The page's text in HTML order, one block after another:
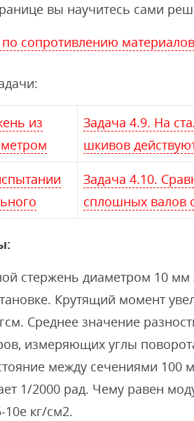
вы научитесь сами
сопротивлению материалов
из
Задача 4.9. На
шкивов
Задача 4.10.
сплошных валов
стержень диаметром 10 мм
Крутящий момент
Среднее значение
измеряющих углы
между сечениями
1/2000 рад. Чему равен
10е кг/см2.